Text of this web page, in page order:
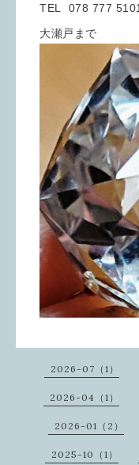
TEL 078 777 5101
大瀬戸まで
2026-07（1）
2026-04（1）
2026-01（2）
2025-10（1）